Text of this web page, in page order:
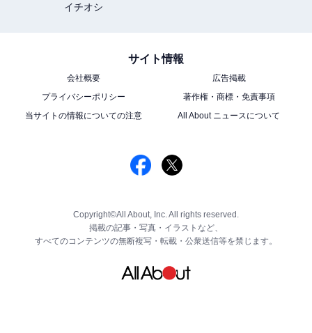
イチオシ
サイト情報
会社概要
広告掲載
プライバシーポリシー
著作権・商標・免責事項
当サイトの情報についての注意
All About ニュースについて
Copyright©All About, Inc. All rights reserved.
掲載の記事・写真・イラストなど、
すべてのコンテンツの無断複写・転載・公衆送信等を禁じます。